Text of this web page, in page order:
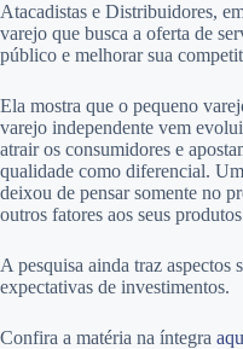
Atacadistas e Distribuidores,
varejo que busca a oferta de
público e melhorar sua
Ela mostra que o pequeno
varejo independente vem
atrair os consumidores e
qualidade como diferencial.
deixou de pensar somente no
outros fatores aos seus
A pesquisa ainda traz aspectos
expectativas de investimentos.
Confira a matéria na íntegra